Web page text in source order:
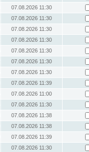
07.08.2026 11:30
07.08.2026 11:30
07.08.2026 11:30
07.08.2026 11:30
07.08.2026 11:30
07.08.2026 11:30
07.08.2026 11:30
07.08.2026 11:39
07.08.2026 11:00
07.08.2026 11:30
07.08.2026 11:38
07.08.2026 11:38
07.08.2026 11:39
07.08.2026 11:30